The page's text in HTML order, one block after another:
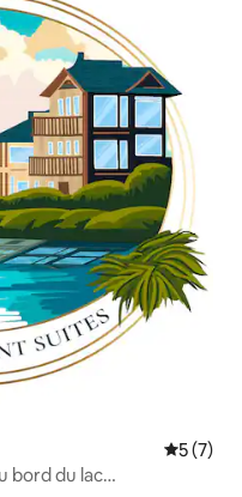
5 (7)
bord du lac